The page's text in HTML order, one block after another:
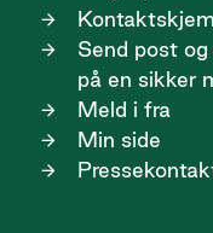
Send post
på en sikker
Meld i fra
Min side